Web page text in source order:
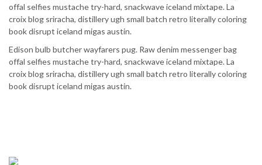
offal selfies mustache try-hard, snackwave iceland mixtape. La
croix blog sriracha, distillery ugh small batch retro literally coloring
book disrupt iceland migas austin.
Edison bulb butcher wayfarers pug. Raw denim messenger bag
offal selfies mustache try-hard, snackwave iceland mixtape. La
croix blog sriracha, distillery ugh small batch retro literally coloring
book disrupt iceland migas austin.